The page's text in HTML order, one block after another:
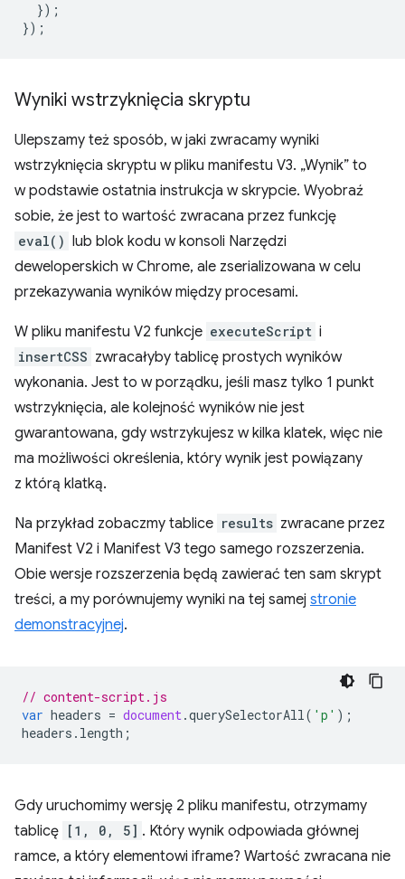
});
});
Wyniki wstrzyknięcia skryptu
Ulepszamy też sposób, w jaki zwracamy wyniki
wstrzyknięcia skryptu w pliku manifestu V3. „Wynik” to
w podstawie ostatnia instrukcja w skrypcie. Wyobraź
sobie, że jest to wartość zwracana przez funkcję
eval() lub blok kodu w konsoli Narzędzi
deweloperskich w Chrome, ale zserializowana w celu
przekazywania wyników między procesami.
W pliku manifestu V2 funkcje executeScript i
insertCSS zwracałyby tablicę prostych wyników
wykonania. Jest to w porządku, jeśli masz tylko 1 punkt
wstrzyknięcia, ale kolejność wyników nie jest
gwarantowana, gdy wstrzykujesz w kilka klatek, więc nie
ma możliwości określenia, który wynik jest powiązany
z którą klatką.
Na przykład zobaczmy tablice results zwracane przez
Manifest V2 i Manifest V3 tego samego rozszerzenia.
Obie wersje rozszerzenia będą zawierać ten sam skrypt
treści, a my porównujemy wyniki na tej samej stronie
demonstracyjnej.
// content-script.js
var headers = document.querySelectorAll( 'p' );
headers . length ;
Gdy uruchomimy wersję 2 pliku manifestu, otrzymamy
tablicę [1, 0, 5] . Który wynik odpowiada głównej
ramce, a który elementowi iframe? Wartość zwracana nie